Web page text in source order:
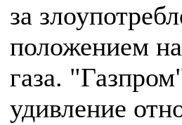
за
положением
газа.
удивление